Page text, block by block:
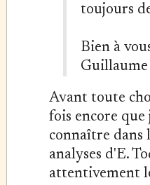
toujours
Bien à
Guillaume
Avant toute
fois encore que
connaître dans
analyses d'E.
attentivement